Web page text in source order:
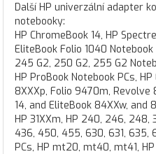
Další HP univerzální adapter
notebooky:
HP ChromeBook 14, HP
EliteBook Folio 1040 Notebook
245 G2, 250 G2, 255 G2
HP ProBook Notebook PCs,
8XXXp, Folio 9470m, Revolve
14, and EliteBook 84XXw,
HP 31XXm, HP 240, 246,
436, 450, 455, 630, 631, 635,
PCs, HP mt20, mt40, mt41,